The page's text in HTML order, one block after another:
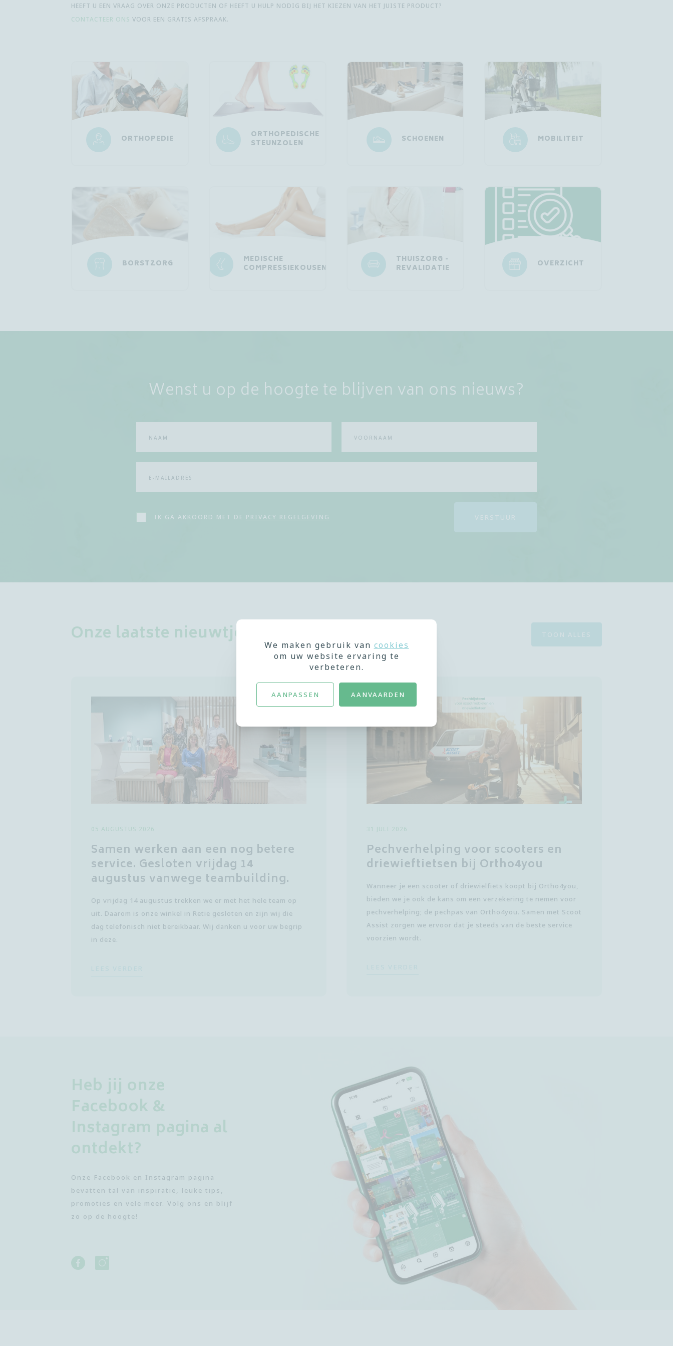
HEEFT U EEN VRAAG OVER ONZE PRODUCTEN OF HEEFT U HULP NODIG BIJ HET KIEZEN VAN HET JUISTE PRODUCT?
CONTACTEER ONS VOOR EEN GRATIS AFSPRAAK.
ORTHOPEDIE ORTHOPEDISCHE
STEUNZOLEN SCHOENEN MOBILITEIT
BORSTZORG MEDISCHE
COMPRESSIEKOUSEN
THUISZORG -
REVALIDATIE OVERZICHT
Wenst u op de hoogte te blijven van ons nieuws?
IK GA AKKOORD MET DE PRIVACY REGELGEVING VERSTUUR
Onze laatste nieuwtjes TOON ALLES
05 AUGUSTUS 2026
Samen werken aan een nog betere
service. Gesloten vrijdag 14
augustus vanwege teambuilding.
Op vrijdag 14 augustus trekken we er met het hele team op
uit. Daarom is onze winkel in Retie gesloten en zijn wij die
dag telefonisch niet bereikbaar. Wij danken u voor uw begrip
in deze.
31 JULI 2026
Pechverhelping voor scooters en
driewieftietsen bij Ortho4you
Wanneer je een scooter of driewielfiets koopt bij Ortho4you,
bieden we je ook de kans om een verzekering te nemen voor
pechverhelping; de pechpas van Ortho4you. Samen met Scoot
Assist zorgen we ervoor dat je steeds van de beste service
voorzien wordt.
Heb jij onze
Facebook &
Instagram pagina al
ontdekt?
Onze Facebook en Instagram pagina
bevatten tal van inspiratie, leuke tips,
promoties en vele meer. Volg ons en blijf
zo op de hoogte!
Facebook
Ortho4you
Instagram
Ortho4you
We maken gebruik van cookies
om uw website ervaring te
verbeteren.
AANPASSEN AANVAARDEN